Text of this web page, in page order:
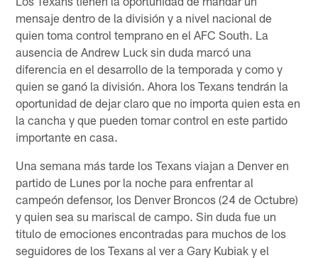
mensaje dentro de la división y a nivel nacional de
quien toma control temprano en el AFC South. La
ausencia de Andrew Luck sin duda marcó una
diferencia en el desarrollo de la temporada y como y
quien se ganó la división. Ahora los Texans tendrán la
oportunidad de dejar claro que no importa quien esta en
la cancha y que pueden tomar control en este partido
importante en casa.
Una semana más tarde los Texans viajan a Denver en
partido de Lunes por la noche para enfrentar al
campeón defensor, los Denver Broncos (24 de Octubre)
y quien sea su mariscal de campo. Sin duda fue un
titulo de emociones encontradas para muchos de los
seguidores de los Texans al ver a Gary Kubiak y el